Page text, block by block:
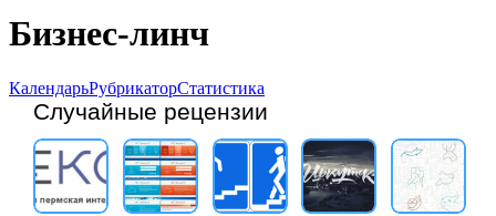
Бизнес-линч
КалендарьРубрикаторСтатистика
Случайные рецензии